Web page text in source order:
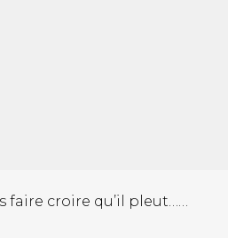
faire croire qu’il pleut……